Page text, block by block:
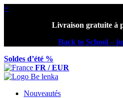
×
Livraison gratuite à
Back to School –
Soldes d’été %
FR / EUR
Nouveautés